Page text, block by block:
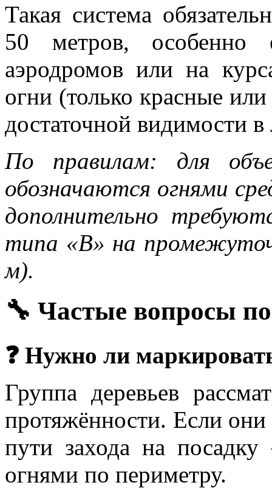
Такая система
50 метров, особенно
аэродромов или на
огни (только красные
достаточной видимости
По правилам: для
обозначаются огнями
дополнительно
типа «В» на
м).
🔧 Частые вопросы
❓ Нужно ли
Группа деревьев
протяжённости. Если они
пути захода на
огнями по периметру.